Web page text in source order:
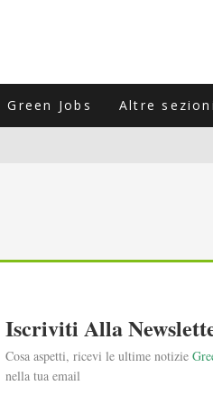
Green Jobs Altre sezioni
Iscriviti Alla
Cosa aspetti, ricevi le ultime notizie
nella tua email